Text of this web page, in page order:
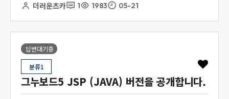
더러운츠카 1 1983 05-21
답변대기중
분류1
그누보드5 JSP (JAVA) 버전을 공개합니다.